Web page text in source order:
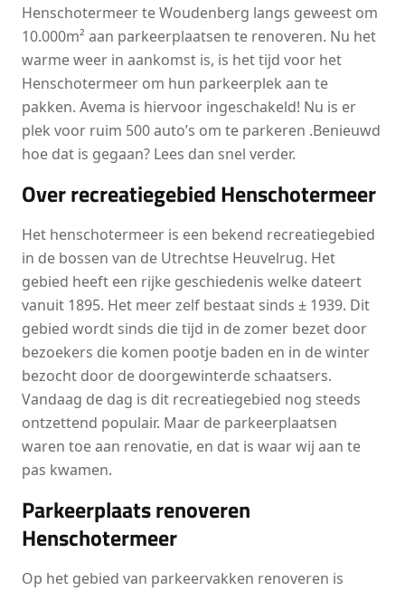
Henschotermeer te Woudenberg langs geweest om
10.000m² aan parkeerplaatsen te renoveren. Nu het
warme weer in aankomst is, is het tijd voor het
Henschotermeer om hun parkeerplek aan te
pakken. Avema is hiervoor ingeschakeld! Nu is er
plek voor ruim 500 auto’s om te parkeren .Benieuwd
hoe dat is gegaan? Lees dan snel verder.
Over recreatiegebied Henschotermeer
Het henschotermeer is een bekend recreatiegebied
in de bossen van de Utrechtse Heuvelrug. Het
gebied heeft een rijke geschiedenis welke dateert
vanuit 1895. Het meer zelf bestaat sinds ± 1939. Dit
gebied wordt sinds die tijd in de zomer bezet door
bezoekers die komen pootje baden en in de winter
bezocht door de doorgewinterde schaatsers.
Vandaag de dag is dit recreatiegebied nog steeds
ontzettend populair. Maar de parkeerplaatsen
waren toe aan renovatie, en dat is waar wij aan te
pas kwamen.
Parkeerplaats renoveren
Henschotermeer
Op het gebied van parkeervakken renoveren is